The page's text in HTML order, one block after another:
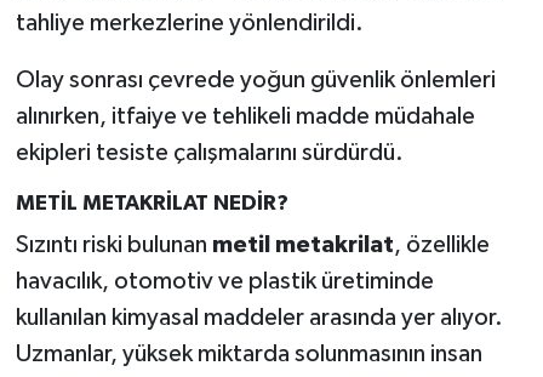
tahliye merkezlerine yönlendirildi.
Olay sonrası çevrede yoğun güvenlik önlemleri
alınırken, itfaiye ve tehlikeli madde müdahale
ekipleri tesiste çalışmalarını sürdürdü.
METİL METAKRİLAT NEDİR?
Sızıntı riski bulunan metil metakrilat, özellikle
havacılık, otomotiv ve plastik üretiminde
kullanılan kimyasal maddeler arasında yer alıyor.
Uzmanlar, yüksek miktarda solunmasının insan